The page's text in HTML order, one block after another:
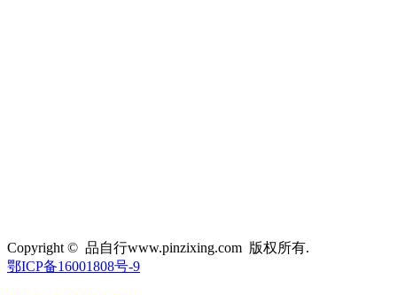
Copyright © 品自行www.pinzixing.com 版权所有.
鄂ICP备16001808号-9